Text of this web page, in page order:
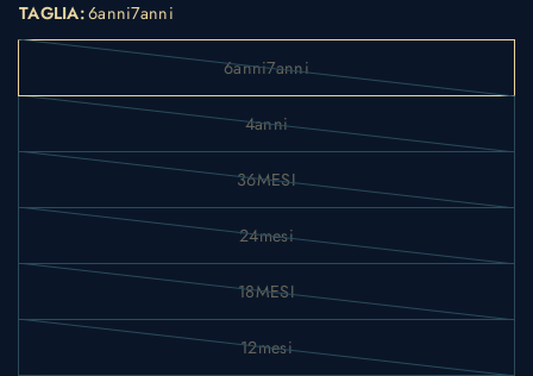
TAGLIA:6anni7anni
6anni7anni
4anni
36MESI
24mesi
18MESI
12mesi